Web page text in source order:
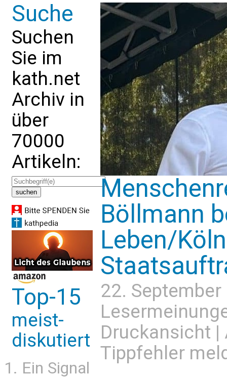
Suche
Suchen
Sie im
kath.net
Archiv in
über
70000
Artikeln:
Top-15
meist-
diskutiert
Ein Signal
Böllmann
Leben/
22.
Druckansicht |
Tippfehler